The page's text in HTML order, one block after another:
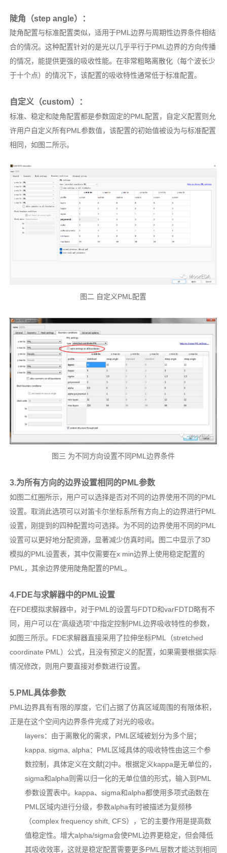
陡角（step angle）：
陡角配置与标准配置类似，适用于PML边界与周期性边界条件相结
合的情况。这种配置针对的是光以几乎平行于PML边界的方向传播
的情况，能提供更强的吸收性能。在非常粗略离散化（每个波长少
于十个点）的情况下，该配置的吸收特性通常低于标准配置。
自定义（custom）：
标准、稳定和陡角配置都是参数固定的PML配置，自定义配置则允
许用户自定义所有PML参数值，该配置的初始值被设为与标准配置
相同，如图二所示。
图二 自定义PML配置
图三 为不同方向设置不同PML边界条件
3.为所有方向的边界设置相同的PML参数
如图二红圈所示，用户可以选择是否对不同的边界使用不同的PML
设置。取消此选项可以对笛卡尔坐标系所有方向上的边界进行PML
设置，刚提到的四种配置均可选择。为不同的边界使用不同的PML
设置可以更好地分配资源，显著减少仿真时间。图二中显示了3D
模拟的PML设置表，其中仅需要在x min边界上使用稳定配置的
PML，其余边界使用陡角配置的PML。
4.FDE与求解器中的PML设置
在FDE模拟求解器中，对于PML的设置与FDTD和varFDTD略有不
同，用户可以在“高级选项”中指定控制PML边界吸收特性的参数，
如图三所示。FDE求解器直接采用了拉伸坐标PML（stretched
coordinate PML）公式，且没有预定义的配置，如果需要根据实际
情况修改，则用户要直接对参数进行设置。
5.PML具体参数
PML边界具有有限的厚度，它们占据了仿真区域周围的有限体积，
正是在这个空间内边界条件完成了对光的吸收。
layers：由于离散化的需求，PML区域被划分为多个层；
kappa, sigma, alpha：PML区域具体的吸收特性由这三个参
数控制，具体定义在文献[2]中。根据定义kappa是无单位的，
sigma和alpha则需以归一化的无单位值的形式，输入到PML
参数设置表中。kappa、sigma和alpha都使用多项式函数在
PML区域内进行分级，参数alpha有时被描述为复频移
（complex frequency shift, CFS），它的主要作用是提高数
值稳定性。增大alpha/sigma会使PML边界更稳定，但会降低
其吸收效率，这就是稳定配置需要更多PML层数才能达到相同